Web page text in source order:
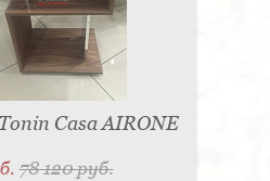
Casa AIRONE
78 120 руб.